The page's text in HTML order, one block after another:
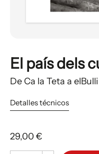
El país dels
De Ca la Teta a elBulli
Detalles técnicos
29,00 €